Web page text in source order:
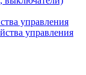
управления